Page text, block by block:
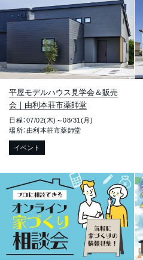
平屋モデルハウス見学会＆販売
会｜由利本荘市薬師堂
日程：07/02(木)～08/31(月)
場所：由利本荘市薬師堂
イベント